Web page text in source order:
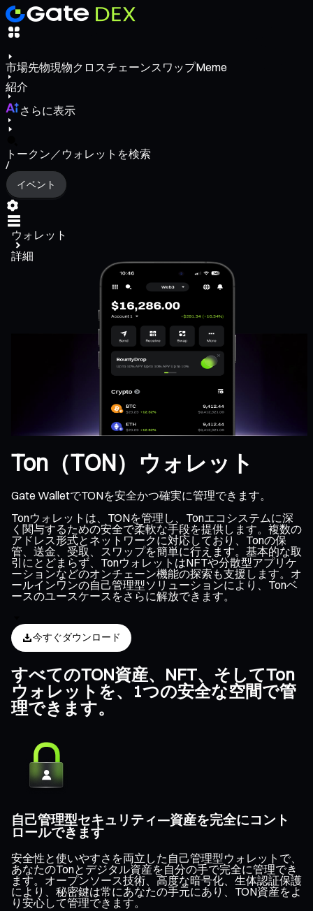
市場先物現物クロスチェーンスワップMeme
紹介
さらに表示
トークン／ウォレットを検索
/
イベント
ウォレット
詳細
Ton（TON）ウォレット
Gate WalletでTONを安全かつ確実に管理できます。
Tonウォレットは、TONを管理し、Tonエコシステムに深
く関与するための安全で柔軟な手段を提供します。複数の
アドレス形式とネットワークに対応しており、Tonの保
管、送金、受取、スワップを簡単に行えます。基本的な取
引にとどまらず、TonウォレットはNFTや分散型アプリケ
ーションなどのオンチェーン機能の探索も支援します。オ
ールインワンの自己管理型ソリューションにより、Tonベ
ースのユースケースをさらに解放できます。
今すぐダウンロード
すべてのTON資産、NFT、そしてTon
ウォレットを、1つの安全な空間で管
理できます。
自己管理型セキュリティ—資産を完全にコント
ロールできます
安全性と使いやすさを両立した自己管理型ウォレットで、
あなたのTonとデジタル資産を自分の手で完全に管理でき
ます。オープンソース技術、高度な暗号化、生体認証保護
により、秘密鍵は常にあなたの手元にあり、TON資産をよ
り安心して管理できます。